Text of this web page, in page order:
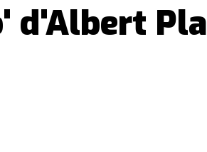
d'Albert Pla